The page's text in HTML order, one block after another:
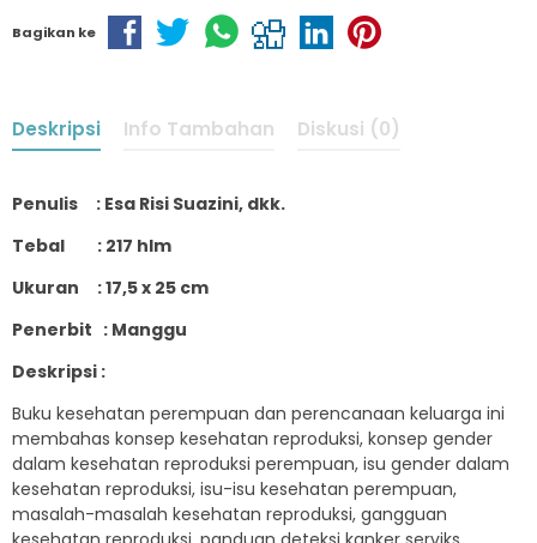
Bagikan ke
Deskripsi Info Tambahan Diskusi (0)
Penulis : Esa Risi Suazini, dkk.
Tebal : 217 hlm
Ukuran : 17,5 x 25 cm
Penerbit : Manggu
Deskripsi :
Buku kesehatan perempuan dan perencanaan keluarga ini
membahas konsep kesehatan reproduksi, konsep gender
dalam kesehatan reproduksi perempuan, isu gender dalam
kesehatan reproduksi, isu-isu kesehatan perempuan,
masalah-masalah kesehatan reproduksi, gangguan